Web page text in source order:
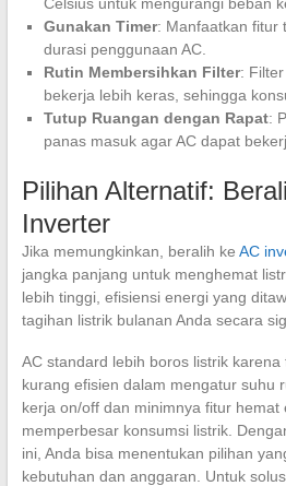
Gunakan Timer: Manfaatkan fitur
durasi penggunaan AC.
Rutin Membersihkan Filter:
bekerja lebih keras, sehingga
Tutup Ruangan dengan Rapat:
panas masuk agar AC dapat
Pilihan Alternatif:
Inverter
Jika memungkinkan, beralih ke AC
jangka panjang untuk menghemat
lebih tinggi, efisiensi energi yang
tagihan listrik bulanan Anda secara
AC standard lebih boros listrik
kurang efisien dalam mengatur suhu
kerja on/off dan minimnya fitur hemat
memperbesar konsumsi listrik.
ini, Anda bisa menentukan pilihan
kebutuhan dan anggaran. Untuk